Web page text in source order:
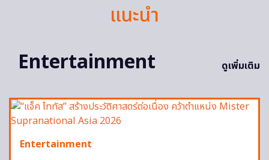
แนะนำ
Entertainment
ดูเพิ่มเติม
Entertainment